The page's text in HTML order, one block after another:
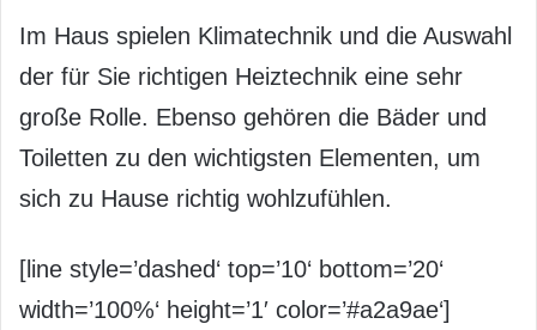
Im Haus spielen Klimatechnik und die Auswahl
der für Sie richtigen Heiztechnik eine sehr
große Rolle. Ebenso gehören die Bäder und
Toiletten zu den wichtigsten Elementen, um
sich zu Hause richtig wohlzufühlen.
[line style=’dashed‘ top=’10‘ bottom=’20‘
width=’100%‘ height=’1′ color=’#a2a9ae‘]